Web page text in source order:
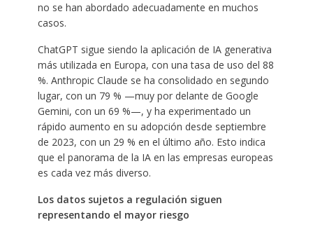
no se han abordado adecuadamente en muchos
casos.
ChatGPT sigue siendo la aplicación de IA generativa
más utilizada en Europa, con una tasa de uso del 88
%. Anthropic Claude se ha consolidado en segundo
lugar, con un 79 % —muy por delante de Google
Gemini, con un 69 %—, y ha experimentado un
rápido aumento en su adopción desde septiembre
de 2023, con un 29 % en el último año. Esto indica
que el panorama de la IA en las empresas europeas
es cada vez más diverso.
Los datos sujetos a regulación siguen
representando el mayor riesgo